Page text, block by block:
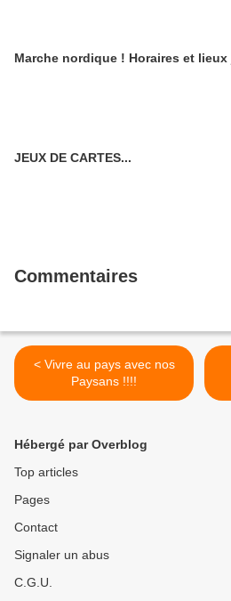
JEUX DE CARTES...
Commentaires
< Vivre au pays avec nos
Paysans !!!!
Hébergé par Overblog
Top articles
Pages
Contact
Signaler un abus
C.G.U.